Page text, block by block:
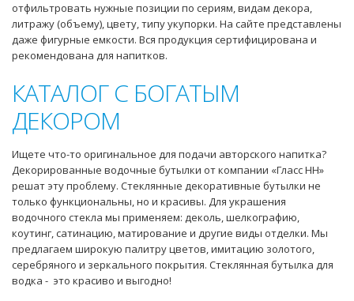
отфильтровать нужные позиции по сериям, видам декора,
литражу (объему), цвету, типу укупорки. На сайте представлены
даже фигурные емкости. Вся продукция сертифицирована и
рекомендована для напитков.
КАТАЛОГ С БОГАТЫМ
ДЕКОРОМ
Ищете что-то оригинальное для подачи авторского напитка?
Декорированные водочные бутылки от компании «Гласс НН»
решат эту проблему. Стеклянные декоративные бутылки не
только функциональны, но и красивы. Для украшения
водочного стекла мы применяем: деколь, шелкографию,
коутинг, сатинацию, матирование и другие виды отделки. Мы
предлагаем широкую палитру цветов, имитацию золотого,
серебряного и зеркального покрытия. Стеклянная бутылка для
водка - это красиво и выгодно!